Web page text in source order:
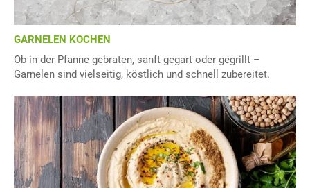
GARNELEN KOCHEN
Ob in der Pfanne gebraten, sanft gegart oder gegrillt –
Garnelen sind vielseitig, köstlich und schnell zubereitet.